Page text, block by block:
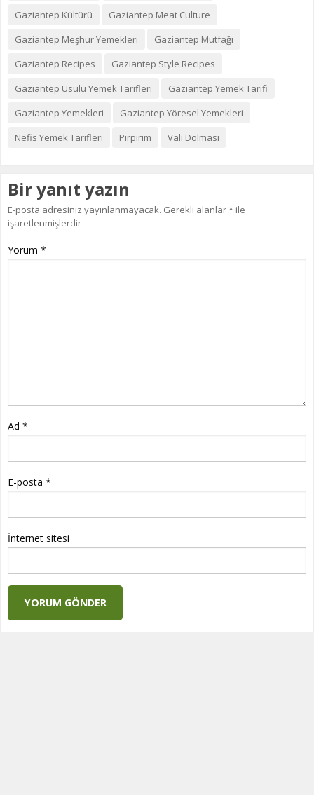
Gaziantep Kültürü
Gaziantep Meat Culture
Gaziantep Meşhur Yemekleri
Gaziantep Mutfağı
Gaziantep Recipes
Gaziantep Style Recipes
Gaziantep Usulü Yemek Tarifleri
Gaziantep Yemek Tarifi
Gaziantep Yemekleri
Gaziantep Yöresel Yemekleri
Nefis Yemek Tarifleri
Pirpirim Vali Dolması
Bir yanıt yazın
E-posta adresiniz yayınlanmayacak. Gerekli alanlar* ile
işaretlenmişlerdir
Yorum *
Ad *
E-posta *
İnternet sitesi